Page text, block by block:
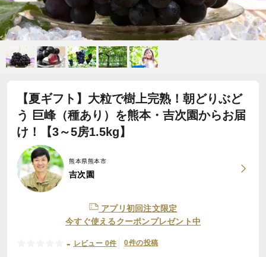
【夏ギフト】大粒で樹上完熟！朝どりぶど
う 巨峰（種あり）を熊本・吉次園からお届
け！【3～5房1.5kg】
熊本県熊本市
吉次園
アプリ初回注文限定
今すぐ使えるクーポンプレゼント中
- レビュー 0件 0件の投稿